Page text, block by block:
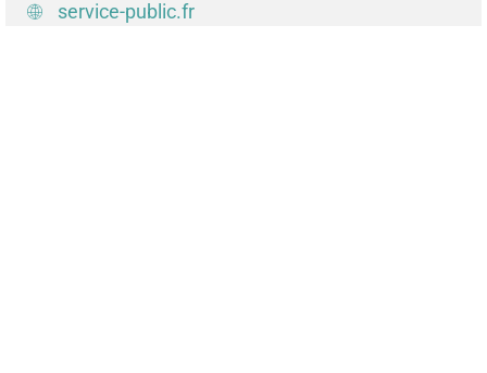
service-public.fr